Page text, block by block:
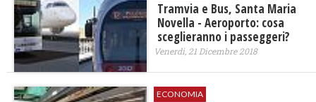
Tramvia e Bus, Santa Maria
Novella - Aeroporto: cosa
sceglieranno i passeggeri?
Venerdì, 21 Dicembre 2018
ECONOMIA